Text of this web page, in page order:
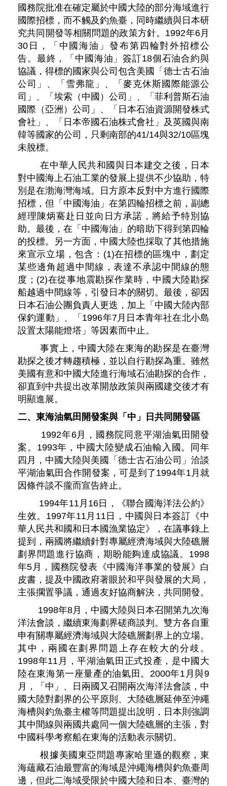
國務院批准在確定屬於中國大陸的部分海域進行
國際招標，而不觸及釣魚臺，同時繼續與日本研
究共同開發等相關問題的政策方針。1992年6月
30日，「中國海油」發布第四輪對外招標公
告。最終，「中國海油」簽訂18個石油合約與
協議，得標的國家與公司包含美國「德士古石油
公司」、「雪弗龍」、「麥克休斯國際能源公
司」、「埃索（中國）公司」、「菲利普斯石油
國際（亞洲）公司」、「日本石油資源開發株式
會社」、「日本帝國石油株式會社」及英國與南
韓等國家的公司，只剩南部的41/14與32/10區塊
未脫標。
在中華人民共和國與日本建交之後，日本
對中國海上石油工業的發展上提供不少協助，特
別是在渤海灣海域。日方原本反對中方進行國際
招標，但「中國海油」在第四輪招標之前，副總
經理陳炳騫赴日並向日方承諾，將給予特別協
助。最後，在「中國海油」的暗助下得到第四輪
的投標。另一方面，中國大陸也採取了其他措施
來宣示立場，包含：(1)在招標的區塊中，劃定
某些邊角超過中間線，表達不承認中間線的態
度；(2)在從事地震勘探作業時，中國大陸勘探
船越過中間線等，引發日本的關切。最後，卻因
日本石油公團負責人更迭，加上「中國大陸內部
保釣運動」、「1996年7月日本青年社在北小島
設置太陽能燈塔」等因素而中止。
事實上，中國大陸在東海的勘探是在臺灣
勘探之後才轉趨積極，並以自行勘探為重。雖然
美國有意和中國大陸進行海域石油勘探的合作，
卻直到中共提出改革開放政策與兩國建交後才有
明顯進展。
二、東海油氣田開發案與「中」日共同開發區
1992年6月，國務院同意平湖油氣田開發
案。1993年，中國大陸變成石油輸入國。同年
四月，中國大陸與美國「德士古石油公司」洽談
平湖油氣田合作開發案，可是到了1994年1月就
因條件談不攏而宣告終止。
1994年11月16日，《聯合國海洋法公約》
生效。1997年11月11日，中國與日本簽訂《中
華人民共和國和日本國漁業協定》，在議事錄上
提到，兩國將繼續針對專屬經濟海域與大陸礁層
劃界問題進行協商，期盼能夠達成協議。1998
年5月，國務院發表《中國海洋事業的發展》白
皮書，提及中國政府著眼於和平與發展的大局，
主張擱置爭議，通過友好協商解決，共同開發。
1998年8月，中國大陸與日本召開第九次海
洋法會談，繼續東海劃界磋商談判。雙方各自重
申有關專屬經濟海域與大陸礁層劃界上的立場。
其中，兩國在劃界問題上存在較大的分歧。
1998年11月，平湖油氣田正式投產，是中國大
陸在東海第一座量產的油氣田。2000年1月與9
月，「中」、日兩國又召開兩次海洋法會談，中
國大陸對劃界的公平原則、大陸礁層延伸至沖繩
海槽與釣魚臺主權等問題提出說明，日本則強調
其中間線與兩國共處同一個大陸礁層的主張，對
中國科學考察船在東海的活動表示關切。
根據美國東亞問題專家哈里遜的觀察，東
海蘊藏石油最豐富的海域是沖繩海槽與釣魚臺周
邊，但此二海域受限於中國大陸和日本、臺灣的